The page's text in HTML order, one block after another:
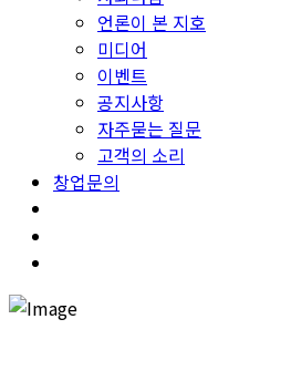
언론이 본 지호
미디어
이벤트
공지사항
자주묻는 질문
고객의 소리
창업문의